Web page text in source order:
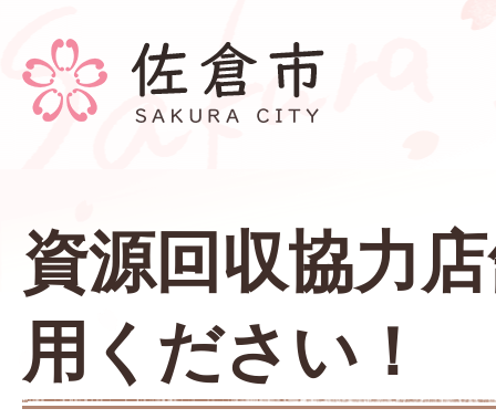
資源回収協力
用ください！